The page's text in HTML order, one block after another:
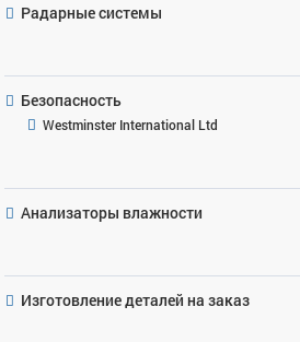
Радарные системы
Безопасность
Westminster International Ltd
Анализаторы влажности
Изготовление деталей на заказ